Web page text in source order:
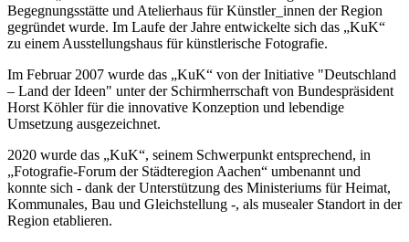
Begegnungsstätte und Atelierhaus für Künstler_innen der Region
gegründet wurde. Im Laufe der Jahre entwickelte sich das „KuK“
zu einem Ausstellungshaus für künstlerische Fotografie.
Im Februar 2007 wurde das „KuK“ von der Initiative "Deutschland
– Land der Ideen" unter der Schirmherrschaft von Bundespräsident
Horst Köhler für die innovative Konzeption und lebendige
Umsetzung ausgezeichnet.
2020 wurde das „KuK“, seinem Schwerpunkt entsprechend, in
„Fotografie-Forum der Städteregion Aachen“ umbenannt und
konnte sich - dank der Unterstützung des Ministeriums für Heimat,
Kommunales, Bau und Gleichstellung -, als musealer Standort in der
Region etablieren.